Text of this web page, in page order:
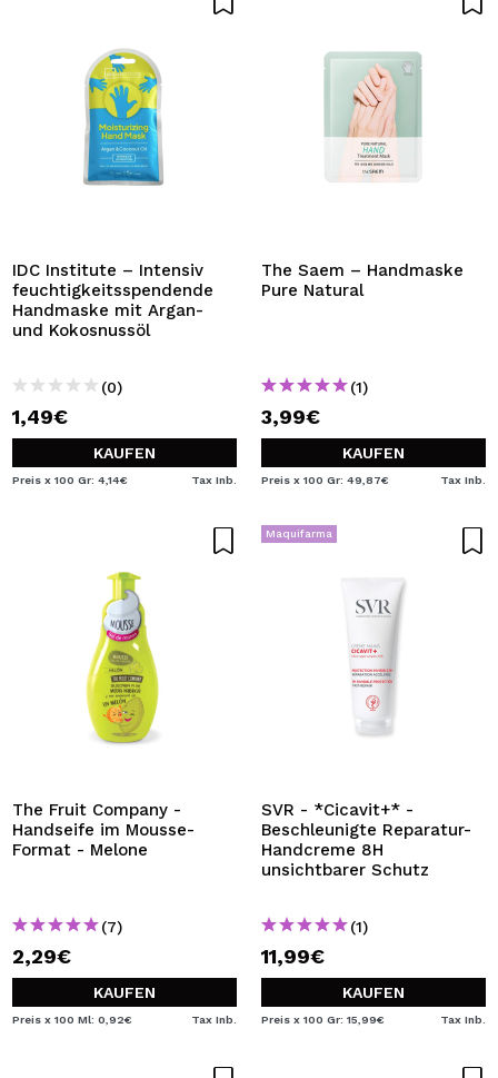
IDC Institute – Intensiv
feuchtigkeitsspendende
Handmaske mit Argan-
und Kokosnussöl
(0)
1,49€
KAUFEN
Preis x 100 Gr: 4,14€ Tax Inb.
The Saem – Handmaske
Pure Natural
(1)
3,99€
KAUFEN
Preis x 100 Gr: 49,87€ Tax Inb.
The Fruit Company -
Handseife im Mousse-
Format - Melone
(7)
2,29€
KAUFEN
Preis x 100 Ml: 0,92€ Tax Inb.
Maquifarma
SVR - *Cicavit+* -
Beschleunigte Reparatur-
Handcreme 8H
unsichtbarer Schutz
(1)
11,99€
KAUFEN
Preis x 100 Gr: 15,99€ Tax Inb.